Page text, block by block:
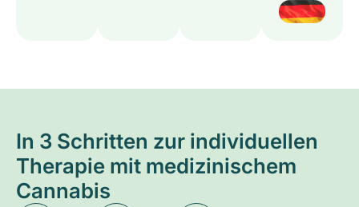
In 3 Schritten zur individuellen
Therapie mit medizinischem
Cannabis